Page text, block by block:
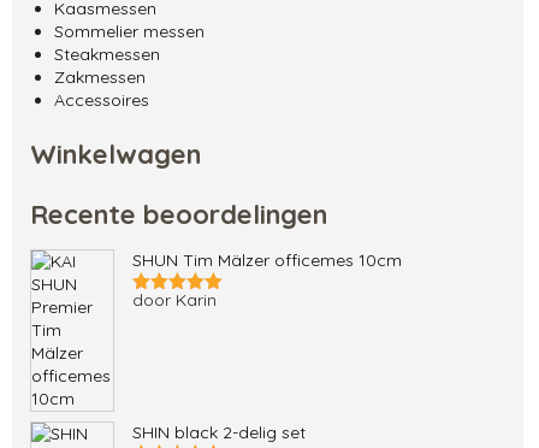
Kaasmessen
Sommelier messen
Steakmessen
Zakmessen
Accessoires
Winkelwagen
Recente beoordelingen
SHUN Tim Mälzer officemes 10cm
Gewaardeerd
door Karin
SHIN black 2-delig set